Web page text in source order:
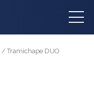
/ Tramichape DUO